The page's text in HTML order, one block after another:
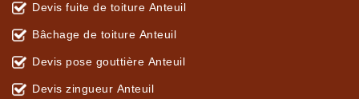
Devis fuite de toiture Anteuil
Bâchage de toiture Anteuil
Devis pose gouttière Anteuil
Devis zingueur Anteuil